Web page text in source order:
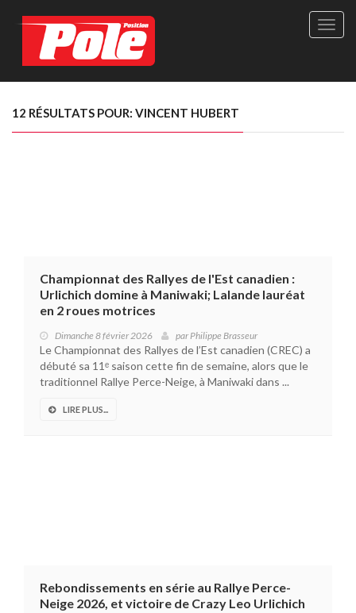
Site
Le
12 RÉSULTATS POUR: VINCENT HUBERT
Championnat des Rallyes de l'Est canadien :
Urlichich domine à Maniwaki; Lalande lauréat
en 2 roues motrices
Dimanche 8 février 2026 parPhilippe Brasseur
Le Championnat des Rallyes de l’Est canadien (CREC) a
débuté sa 11ᵉ saison cette fin de semaine, alors que le
traditionnel Rallye Perce-Neige, à Maniwaki dans ...
LIRE PLUS...
Rebondissements en série au Rallye Perce-
Neige 2026, et victoire de Crazy Leo Urlichich